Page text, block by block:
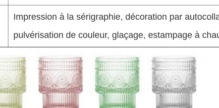
Impression à la sérigraphie, décoration par
pulvérisation de couleur, glaçage, estampage à